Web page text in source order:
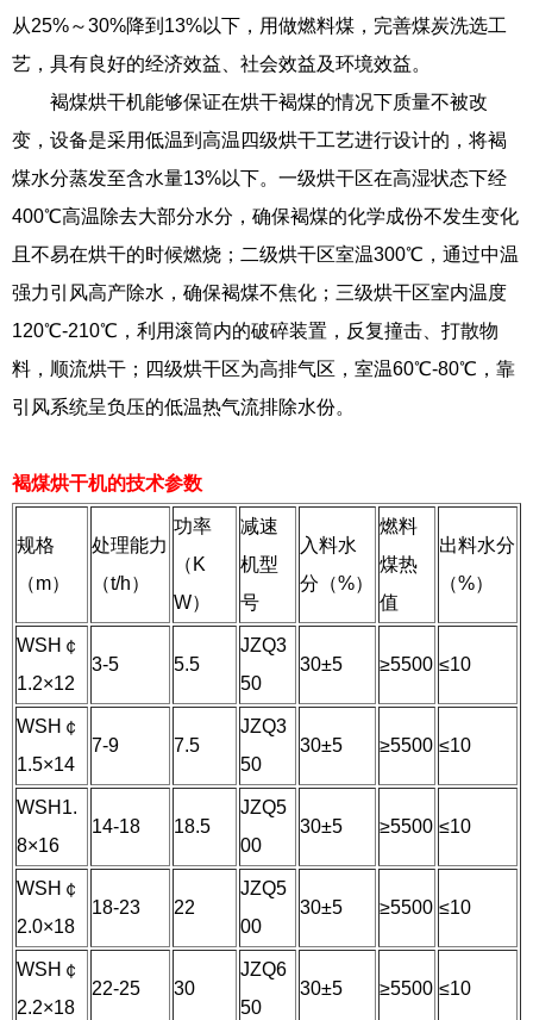
从25%～30%降到13%以下，用做燃料煤，完善煤炭洗选工
艺，具有良好的经济效益、社会效益及环境效益。
褐煤烘干机能够保证在烘干褐煤的情况下质量不被改
变，设备是采用低温到高温四级烘干工艺进行设计的，将褐
煤水分蒸发至含水量13%以下。一级烘干区在高湿状态下经
400℃高温除去大部分水分，确保褐煤的化学成份不发生变化
且不易在烘干的时候燃烧；二级烘干区室温300℃，通过中温
强力引风高产除水，确保褐煤不焦化；三级烘干区室内温度
120℃-210℃，利用滚筒内的破碎装置，反复撞击、打散物
料，顺流烘干；四级烘干区为高排气区，室温60℃-80℃，靠
引风系统呈负压的低温热气流排除水份。
褐煤烘干机的技术参数
规格
（m）
处理能力
（t/h）
功率
（K
W）
减速
机型
号
入料水
分（%）
燃料
煤热
值
出料水分
（%）
WSH￠
1.2×12
3-5 5.5
JZQ3
50
30±5 ≥5500 ≤10
WSH￠
1.5×14
7-9 7.5
JZQ3
50
30±5 ≥5500 ≤10
WSH1.
8×16
14-18 18.5
JZQ5
00
30±5 ≥5500 ≤10
WSH￠
2.0×18
18-23 22
JZQ5
00
30±5 ≥5500 ≤10
WSH￠
2.2×18
22-25 30
JZQ6
50
30±5 ≥5500 ≤10